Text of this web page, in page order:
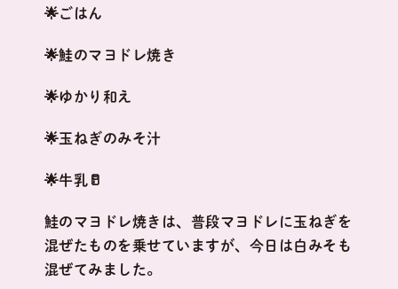
🌟ごはん
🌟鮭のマヨドレ焼き
🌟ゆかり和え
🌟玉ねぎのみそ汁
🌟牛乳🥛
鮭のマヨドレ焼きは、普段マヨドレに玉ねぎを
混ぜたものを乗せていますが、今日は白みそも
混ぜてみました。